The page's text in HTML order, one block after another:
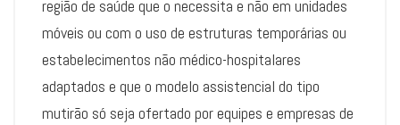
região de saúde que o necessita e não em unidades
móveis ou com o uso de estruturas temporárias ou
estabelecimentos não médico-hospitalares
adaptados e que o modelo assistencial do tipo
mutirão só seja ofertado por equipes e empresas de